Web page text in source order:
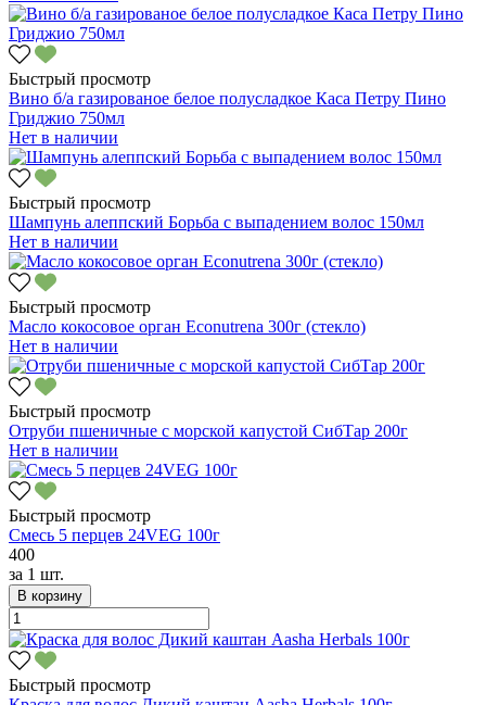
Быстрый просмотр
Вино б/а газированое белое полусладкое Каса Петру Пино
Гриджио 750мл
Нет в наличии
Быстрый просмотр
Шампунь алеппский Борьба с выпадением волос 150мл
Нет в наличии
Быстрый просмотр
Масло кокосовое орган Econutrena 300г (стекло)
Нет в наличии
Быстрый просмотр
Отруби пшеничные с морской капустой СибТар 200г
Нет в наличии
Быстрый просмотр
Смесь 5 перцев 24VEG 100г
400
за 1 шт.
В корзину
Быстрый просмотр